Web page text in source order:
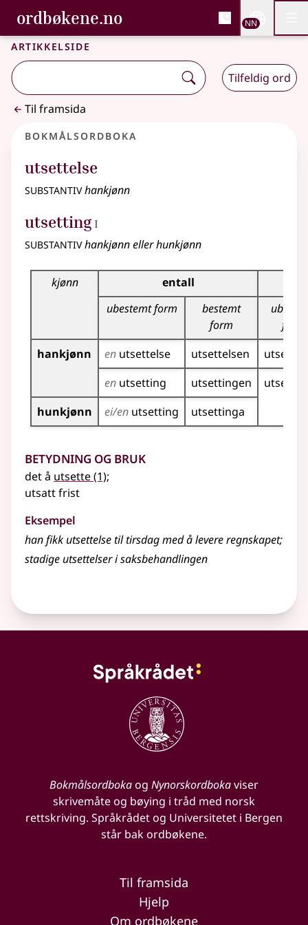
Gå til hovudinnhald
Tilgjenge
ordbøkene.no, Bokmålsordboka og
Bokmålsordboka og Nynorskordboka
NN
Artikkelside
Tilfeldig ord
Til framsida
Bokmålsordboka
utsettelse
substantivhankjønn
utsetting 1
I
substantivhankjønn eller hunkjønn
Bøyingstabell for dette substantivet
kjønn
entall
ubestemt form
bestemt
form
form
hankjønn
en utsettelse utsettelsen
en utsetting utsettingen
hunkjønn
ei/en utsetting utsettinga
Betydning og bruk
det å utsette(1);
utsatt frist
Eksempel
han fikk utsettelsetil tirsdag med å levere regnskapet;
stadige utsettelseri saksbehandlingen
Bokmålsordbokaog Nynorskordbokaviser
skrivemåte og bøying i tråd med norsk
rettskriving. Språkrådet og Universitetet i Bergen
står bak ordbøkene.
Til framsida
Hjelp
Om ordbøkene